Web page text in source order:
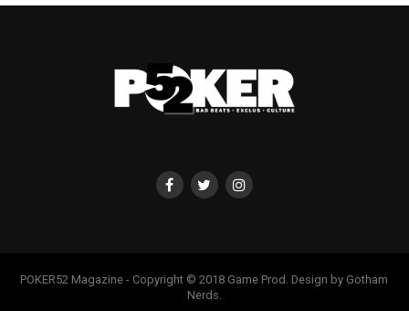
POKER52 Magazine - Copyright © 2018 Game Prod. Design by Gotham
Nerds.